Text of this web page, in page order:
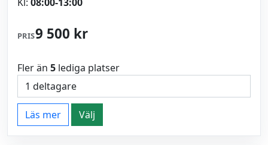
PRIS9 500 kr
Fler än 5 lediga platser
Läs mer Välj